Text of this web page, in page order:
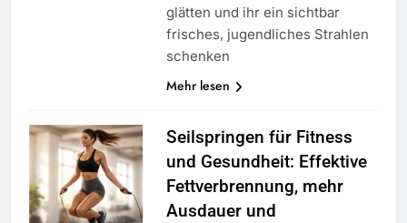
glätten und ihr ein sichtbar
frisches, jugendliches Strahlen
schenken
Mehr lesen
Seilspringen für Fitness
und Gesundheit: Effektive
Fettverbrennung, mehr
Ausdauer und